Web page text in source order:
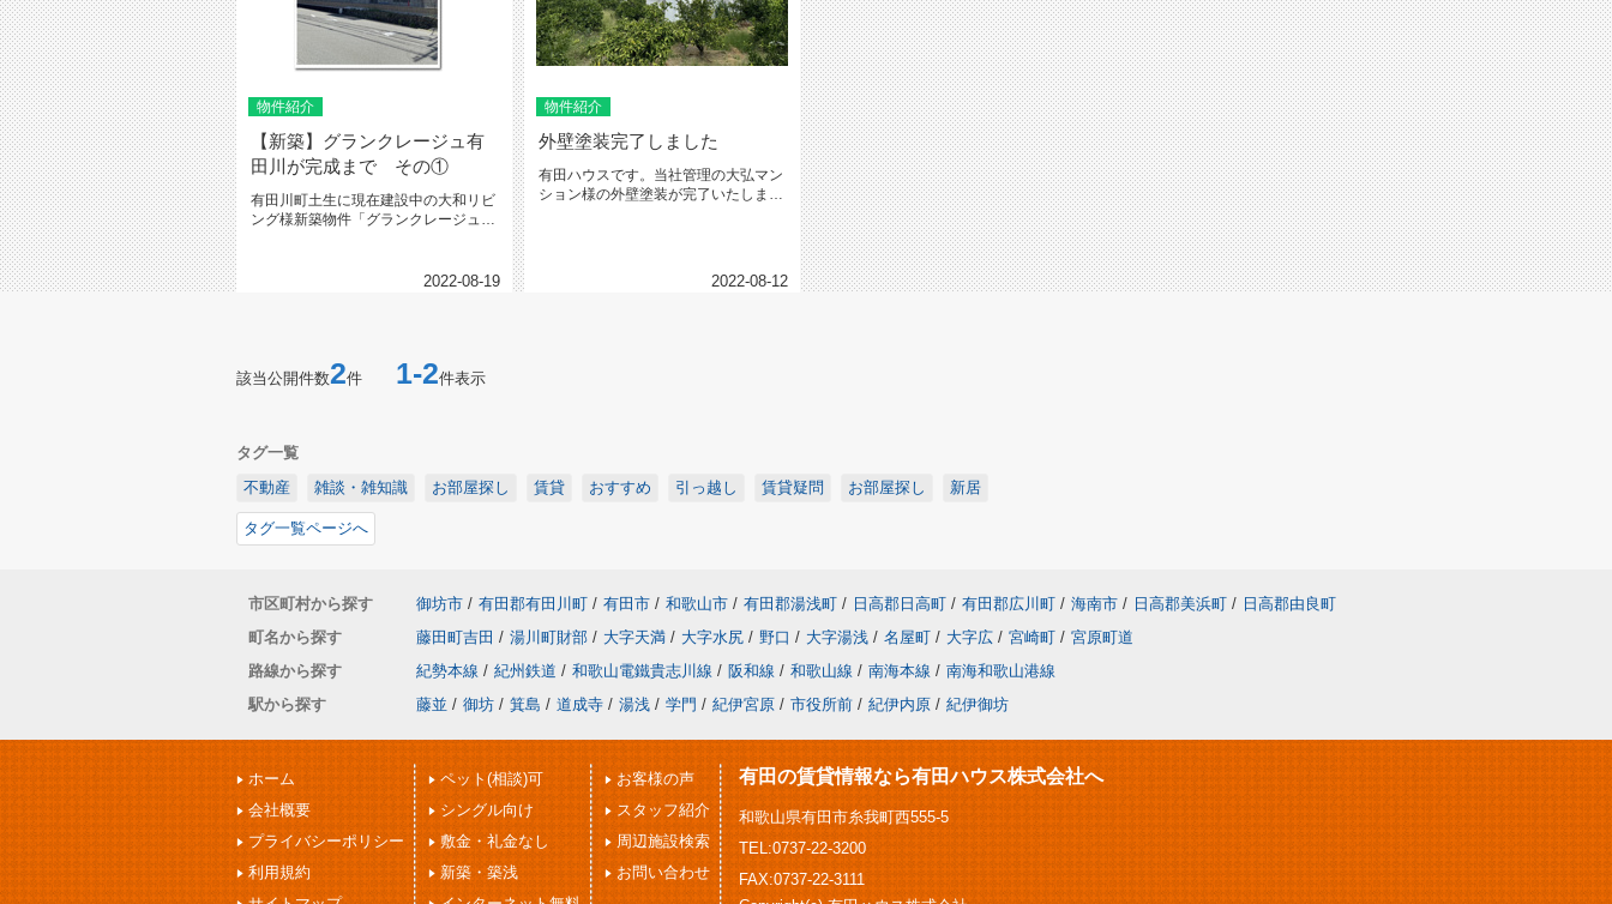
物件紹介
【新築】グランクレージュ有
田川が完成まで その①
有田川町土生に現在建設中の大和リビ
ング様新築物件「グランクレージュ有
2022-08-19
物件紹介
外壁塗装完了しました
有田ハウスです。当社管理の大弘マン
ション様の外壁塗装が完了いたしまし
2022-08-12
該当公開件数2件 1-2件表示
タグ一覧
不動産
雑談・雑知識 お部屋探し 賃貸 おすすめ 引っ越し 賃貸疑問 お部屋探し 新居
タグ一覧ページへ
市区町村から探す 御坊市 / 有田郡有田川町 / 有田市 / 和歌山市 / 有田郡湯浅町 / 日高郡日高町 / 有田郡広川町 / 海南市 / 日高郡美浜町 / 日高郡由良町
町名から探す
藤田町吉田 / 湯川町財部 / 大字天満 / 大字水尻 / 野口 / 大字湯浅 / 名屋町 / 大字広 / 宮崎町 / 宮原町道
路線から探す
紀勢本線 / 紀州鉄道 / 和歌山電鐵貴志川線 / 阪和線 / 和歌山線 / 南海本線 / 南海和歌山港線
駅から探す
藤並 / 御坊 / 箕島 / 道成寺 / 湯浅 / 学門 / 紀伊宮原 / 市役所前 / 紀伊内原 / 紀伊御坊
ホーム
会社概要
プライバシーポリシー
利用規約
ペット(相談)可
シングル向け
敷金・礼金なし
新築・築浅
お客様の声
スタッフ紹介
周辺施設検索
お問い合わせ
有田の賃貸情報なら有田ハウス株式会社へ
和歌山県有田市糸我町西555-5
TEL:0737-22-3200
FAX:0737-22-3111